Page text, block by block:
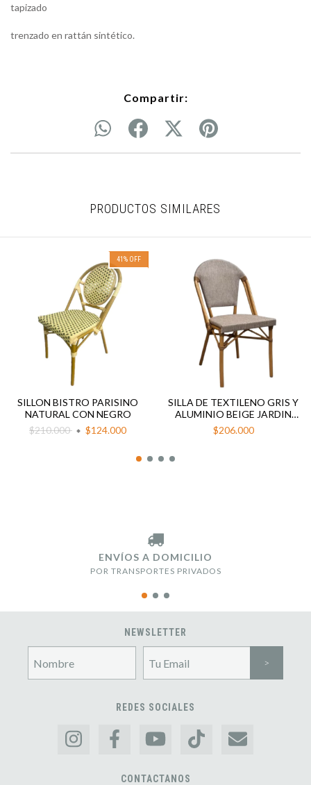
tapizado
trenzado en rattán sintético.
Compartir:
PRODUCTOS SIMILARES
41 % OFF
SILLON BISTRO PARISINO
NATURAL CON NEGRO
$210.000
$124.000
SILLA DE TEXTILENO GRIS Y
ALUMINIO BEIGE JARDIN
EXTERIOR RUAN
$206.000
ENVÍOS A DOMICILIO
POR TRANSPORTES PRIVADOS
NEWSLETTER
REDES SOCIALES
CONTACTANOS